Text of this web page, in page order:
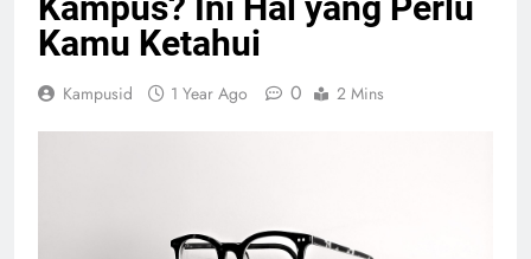
Kamu Ketahui
Kampusid 1 Year Ago 0 2 Mins